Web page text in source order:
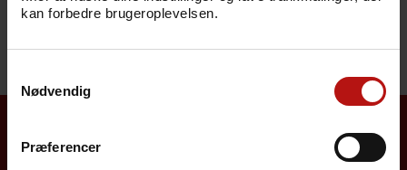
kan forbedre brugeroplevelsen.
Nødvendig
Præferencer
vaccinationer foretages af
Se også...